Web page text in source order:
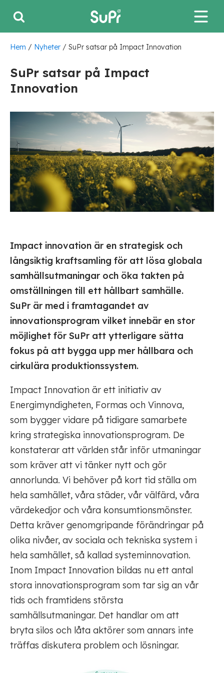
Hem / Nyheter / SuPr satsar på Impact Innovation
SuPr satsar på Impact
Innovation
Impact innovation är en strategisk och
långsiktig kraftsamling för att lösa globala
samhällsutmaningar och öka takten på
omställningen till ett hållbart samhälle.
SuPr är med i framtagandet av
innovationsprogram vilket innebär en stor
möjlighet för SuPr att ytterligare sätta
fokus på att bygga upp mer hållbara och
cirkulära produktionssystem.
Impact Innovation är ett initiativ av
Energimyndigheten, Formas och Vinnova,
som bygger vidare på tidigare samarbete
kring strategiska innovationsprogram. De
konstaterar att världen står inför utmaningar
som kräver att vi tänker nytt och gör
annorlunda. Vi behöver på kort tid ställa om
hela samhället, våra städer, vår välfärd, våra
värdekedjor och våra konsumtionsmönster.
Detta kräver genomgripande förändringar på
olika nivåer, av sociala och tekniska system i
hela samhället, så kallad systeminnovation.
Inom Impact Innovation bildas nu ett antal
stora innovationsprogram som tar sig an vår
tids och framtidens största
samhällsutmaningar. Det handlar om att
bryta silos och låta aktörer som annars inte
träffas diskutera problem och lösningar.